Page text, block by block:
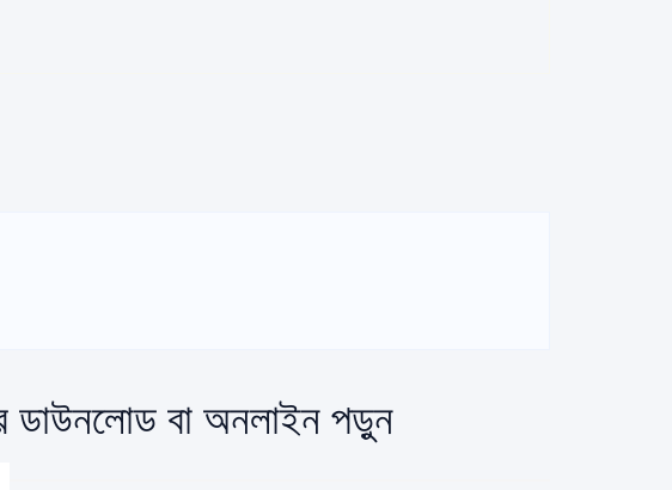
ডাউনলোড বা অনলাইন পড়ুন